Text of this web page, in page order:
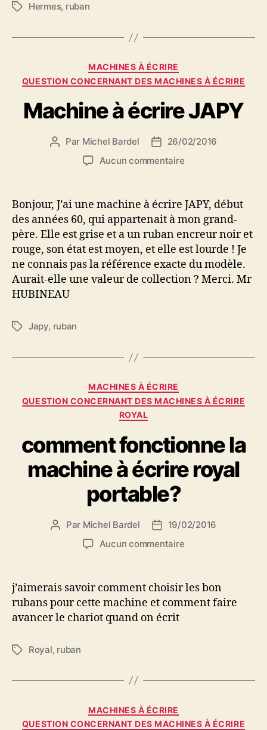
Étiquettes
Hermes, ruban
Catégories
MACHINES À ÉCRIRE
QUESTION CONCERNANT DES MACHINES À ÉCRIRE
Machine à écrire JAPY
Auteur
Par Michel Bardel
Date
de
26/02/2016
Aucun commentairesur
écrire
JAPY
Bonjour, J’ai une machine à écrire JAPY, début
des années 60, qui appartenait à mon grand-
père. Elle est grise et a un ruban encreur noir et
rouge, son état est moyen, et elle est lourde ! Je
ne connais pas la référence exacte du modèle.
Aurait-elle une valeur de collection ? Merci. Mr
HUBINEAU
Étiquettes
Japy, ruban
Catégories
MACHINES À ÉCRIRE
QUESTION CONCERNANT DES MACHINES À ÉCRIRE
ROYAL
comment fonctionne la
machine à écrire royal
portable?
Auteur
Par Michel Bardel
Date
de
19/02/2016
Aucun commentairesur
la
machine
à
j’aimerais savoir comment choisir les bon
rubans pour cette machine et comment faire
avancer le chariot quand on écrit
Étiquettes
Royal, ruban
Catégories
MACHINES À ÉCRIRE
QUESTION CONCERNANT DES MACHINES À ÉCRIRE